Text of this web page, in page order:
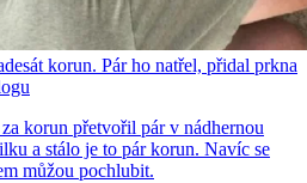
korun. Pár ho natřel, přidal prkna
korun přetvořil pár v nádhernou
a stálo je to pár korun. Navíc se
můžou pochlubit.